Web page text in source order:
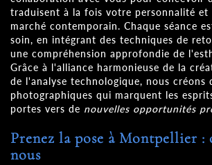
traduisent à la fois votre personnalité et
marché contemporain. Chaque séance
soin, en intégrant des techniques de
une compréhension approfondie de
Grâce à l'alliance harmonieuse de la
de l'analyse technologique, nous créons
photographiques qui marquent les
portes vers de nouvelles opportunités
Prenez la pose à Montpellier :
nous